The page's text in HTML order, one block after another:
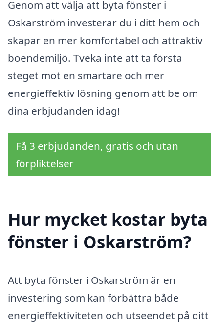
Genom att välja att byta fönster i
Oskarström investerar du i ditt hem och
skapar en mer komfortabel och attraktiv
boendemiljö. Tveka inte att ta första
steget mot en smartare och mer
energieffektiv lösning genom att be om
dina erbjudanden idag!
Få 3 erbjudanden, gratis och utan
förpliktelser
Hur mycket kostar byta
fönster i Oskarström?
Att byta fönster i Oskarström är en
investering som kan förbättra både
energieffektiviteten och utseendet på ditt